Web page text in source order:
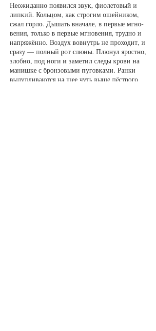
Не­ожи­дан­но по­явил­ся звук, фи­о­ле­то­вый и
лип­кий. Коль­цом, как стро­гим ошей­ни­ком,
сжал гор­ло. Ды­шать вна­ча­ле, в пер­вые мгно­
ве­ния, толь­ко в пер­вые мгно­ве­ния, труд­но и
на­пря­жён­но. Воз­дух во­внутрь не про­хо­дит, и
сра­зу — пол­ный рот слю­ны. Плю­нул ярост­но,
злоб­но, под но­ги и за­ме­тил сле­ды кро­ви на
ма­ниш­ке с брон­зо­вы­ми пу­гов­ка­ми. Ран­ки
вы­луп­ли­ва­ют­ся на шее чуть вы­ше пёст­ро­го